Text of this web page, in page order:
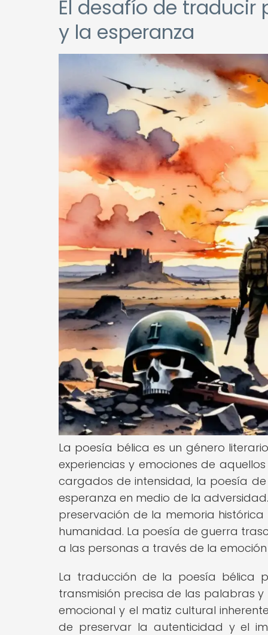
El desafío de traducir
y la esperanza
La poesía bélica es un género
experiencias y emociones de
cargados de intensidad, la poesía
esperanza en medio de la
preservación de la memoria
humanidad. La poesía de guerra
a las personas a través de la
La traducción de la poesía bélica
transmisión precisa de las palabras
emocional y el matiz cultural
de preservar la autenticidad y el